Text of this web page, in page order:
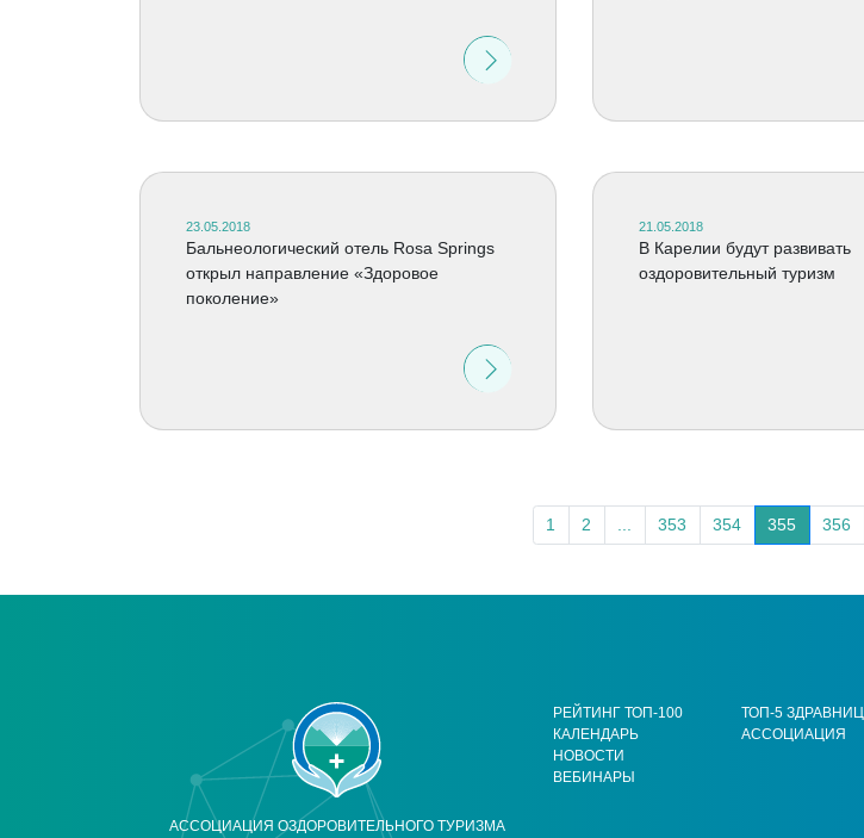
23.05.2018
Бальнеологический отель Rosa Springs
открыл направление «Здоровое
поколение»
21.05.2018
В Карелии будут развивать
оздоровительный туризм
1 2 353 354 355 356
АССОЦИАЦИЯ ОЗДОРОВИТЕЛЬНОГО ТУРИЗМА
РЕЙТИНГ ТОП-100
КАЛЕНДАРЬ
НОВОСТИ
ВЕБИНАРЫ
ТОП-5 ЗДРАВНИЦ
АССОЦИАЦИЯ